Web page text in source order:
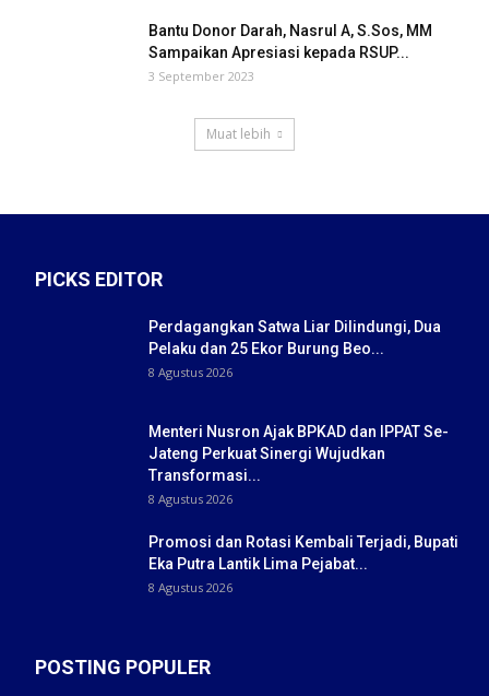
Bantu Donor Darah, Nasrul A, S.Sos, MM
Sampaikan Apresiasi kepada RSUP...
3 September 2023
Muat lebih
PICKS EDITOR
Perdagangkan Satwa Liar Dilindungi, Dua
Pelaku dan 25 Ekor Burung Beo...
8 Agustus 2026
Menteri Nusron Ajak BPKAD dan IPPAT Se-
Jateng Perkuat Sinergi Wujudkan
Transformasi...
8 Agustus 2026
Promosi dan Rotasi Kembali Terjadi, Bupati
Eka Putra Lantik Lima Pejabat...
8 Agustus 2026
POSTING POPULER